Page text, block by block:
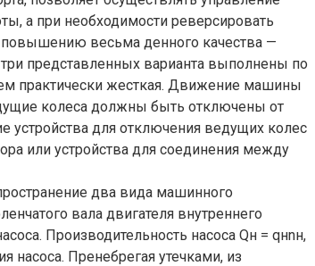
а при необходимости реверсировать
повышению весьма денного качества —
представленных варианта выполнены по
практически жесткая. Движение машины
колеса должны быть отключены от
устройства для отключения ведущих колес
или устройства для соединения между
два вида машинного
вала двигателя внутреннего
Производительность насоса Qн = qнnн,
насоса. Пренебрегая утечками, из